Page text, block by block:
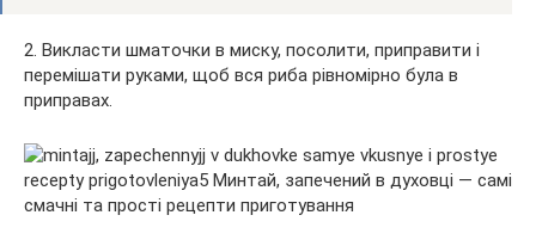
2. Викласти шматочки в миску, посолити, приправити і
перемішати руками, щоб вся риба рівномірно була в
приправах.